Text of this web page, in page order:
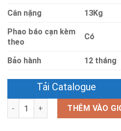
Cân nặng
13Kg
Phao báo cạn kèm
theo
Có
Bảo hành 12 tháng
Tải Catalogue
Số lượng THÊM VÀO